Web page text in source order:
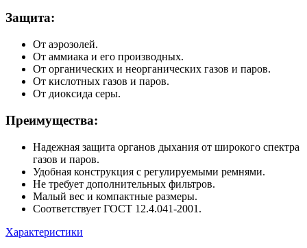
Защита:
От аэрозолей.
От аммиака и его производных.
От органических и неорганических газов и паров.
От кислотных газов и паров.
От диоксида серы.
Преимущества:
Надежная защита органов дыхания от широкого спектра
газов и паров.
Удобная конструкция с регулируемыми ремнями.
Не требует дополнительных фильтров.
Малый вес и компактные размеры.
Соответствует ГОСТ 12.4.041-2001.
Характеристики